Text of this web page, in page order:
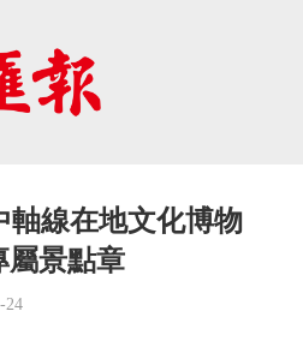
軸線在地文化博物
屬景點章
24